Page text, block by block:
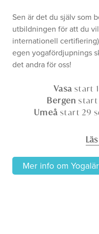
Sen är det du själv som
utbildningen för att du
internationell
egen yogafördjupnings
det andra för oss!
Vasa start
Bergenstart
Umeå start 29
Mer info om